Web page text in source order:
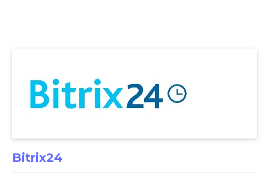
Bitrix24